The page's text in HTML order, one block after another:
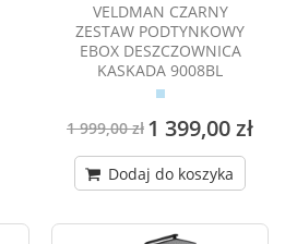
VELDMAN CZARNY
ZESTAW PODTYNKOWY
EBOX DESZCZOWNICA
KASKADA 9008BL
1 999,00 zł 1 399,00 zł
Dodaj do koszyka